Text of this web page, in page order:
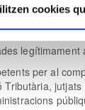
cookies
legítimament
per al
Tributària,